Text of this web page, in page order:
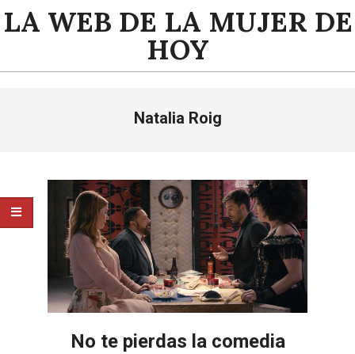
Saltar
alLA WEB DE LA MUJER DE
HOY
Natalia Roig
No te pierdas la comedia